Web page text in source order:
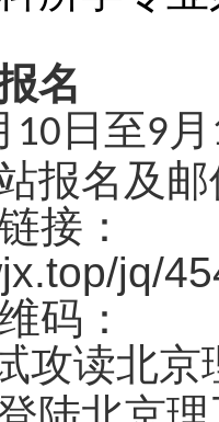
名
10 日至9 月
报名及
接：
jq/
码：
攻读北京